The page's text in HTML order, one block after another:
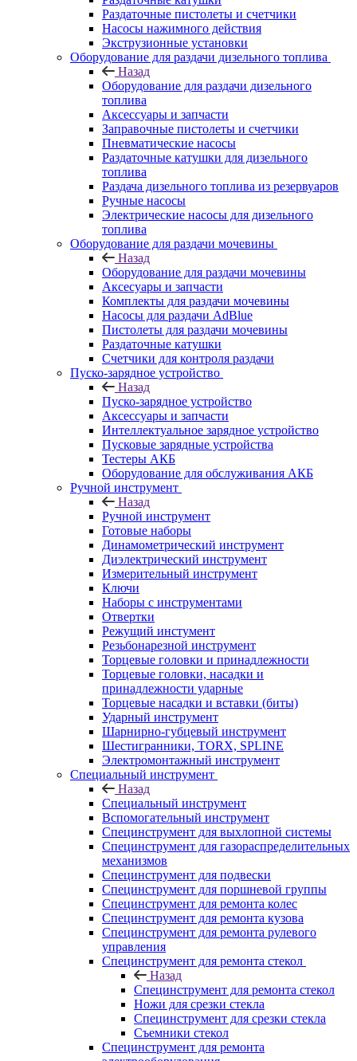
Раздаточные пистолеты и счетчики
Насосы нажимного действия
Экструзионные установки
Оборудование для раздачи дизельного топлива
Назад
Оборудование для раздачи дизельного
топлива
Аксессуары и запчасти
Заправочные пистолеты и счетчики
Пневматические насосы
Раздаточные катушки для дизельного
топлива
Раздача дизельного топлива из резервуаров
Ручные насосы
Электрические насосы для дизельного
топлива
Оборудование для раздачи мочевины
Назад
Оборудование для раздачи мочевины
Аксесуары и запчасти
Комплекты для раздачи мочевины
Насосы для раздачи AdBlue
Пистолеты для раздачи мочевины
Раздаточные катушки
Счетчики для контроля раздачи
Пуско-зарядное устройство
Назад
Пуско-зарядное устройство
Аксессуары и запчасти
Интеллектуальное зарядное устройство
Пусковые зарядные устройства
Тестеры АКБ
Оборудование для обслуживания АКБ
Ручной инструмент
Назад
Ручной инструмент
Готовые наборы
Динамометрический инструмент
Диэлектрический инструмент
Измерительный инструмент
Ключи
Наборы с инструментами
Отвертки
Режущий инстумент
Резьбонарезной инструмент
Торцевые головки и принадлежности
Торцевые головки, насадки и
принадлежности ударные
Торцевые насадки и вставки (биты)
Ударный инструмент
Шарнирно-губцевый инструмент
Шестигранники, TORX, SPLINE
Электромонтажный инструмент
Специальный инструмент
Назад
Специальный инструмент
Вспомогательный инструмент
Специнструмент для выхлопной системы
Специнструмент для газораспределительных
механизмов
Специнструмент для подвески
Специнструмент для поршневой группы
Специнструмент для ремонта колес
Специнструмент для ремонта кузова
Специнструмент для ремонта рулевого
управления
Специнструмент для ремонта стекол
Назад
Специнструмент для ремонта стекол
Ножи для срезки стекла
Специнструмент для срезки стекла
Съемники стекол
Специнструмент для ремонта